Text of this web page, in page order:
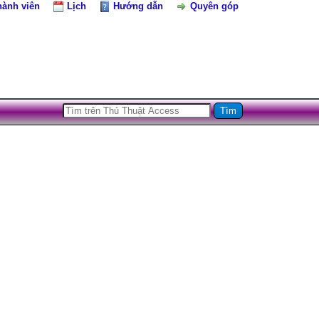
viên Lịch Hướng dẫn Quyên góp